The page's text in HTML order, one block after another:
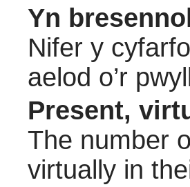
Yn
Nifer y
aelod o’r
Present,
The number
virtually in